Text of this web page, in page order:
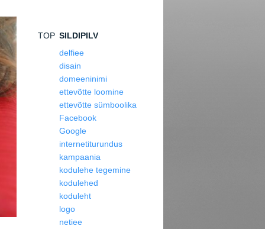
TOP SILDIPILV
delfiee
disain
domeeninimi
ettevõtte loomine
ettevõtte sümboolika
Facebook
Google
internetiturundus
kampaania
kodulehe tegemine
kodulehed
koduleht
logo
netiee